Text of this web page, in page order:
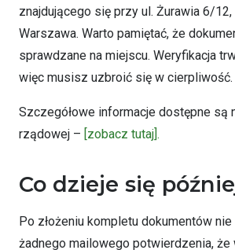
znajdującego się przy ul. Żurawia 6/
Warszawa. Warto pamiętać, że
sprawdzane na miejscu. Weryfikacja
więc musisz uzbroić się w cierpliwość.
Szczegółowe informacje dostępne są
rządowej – [zobacz tutaj].
Co dzieje się
Po złożeniu kompletu dokumentów
żadnego mailowego potwierdzenia,